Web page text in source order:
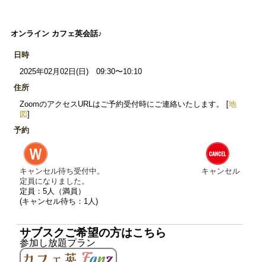
オンライン カフェ英会話♪
日時
2025年02月02日(日) 09:30〜10:10
住所
ZoomのアクセスURLはご予約受付時にご連絡いたします。 [地
図]
予約
キャンセル待ち受付中。
定員になりました。
定員：5人（満員）
(キャンセル待ち：1人)
キャンセル
サブスクご希望の方はこちら
参加し放題プラン